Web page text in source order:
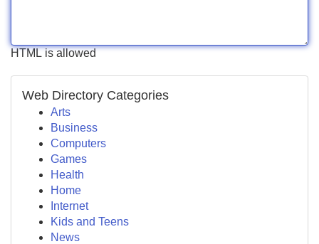
HTML is allowed
Web Directory Categories
Arts
Business
Computers
Games
Health
Home
Internet
Kids and Teens
News